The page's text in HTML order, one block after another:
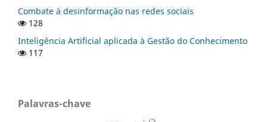
Combate à desinformação nas redes sociais
128
Inteligência Artificial aplicada à Gestão do Conhecimento
117
Palavras-chave